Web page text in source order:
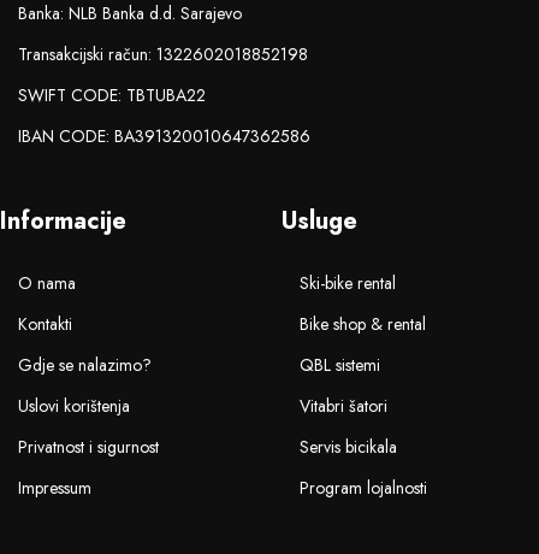
Banka: NLB Banka d.d. Sarajevo
Transakcijski račun: 1322602018852198
SWIFT CODE: TBTUBA22
IBAN CODE: BA391320010647362586
Informacije
O nama
Kontakti
Gdje se nalazimo?
Uslovi korištenja
Privatnost i sigurnost
Impressum
Usluge
Ski-bike rental
Bike shop & rental
QBL sistemi
Vitabri šatori
Servis bicikala
Program lojalnosti